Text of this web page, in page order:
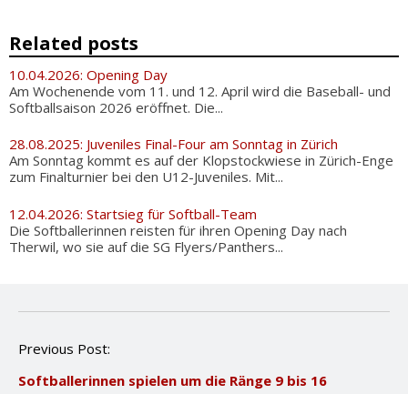
Related posts
10.04.2026: Opening Day
Am Wochenende vom 11. und 12. April wird die Baseball- und
Softballsaison 2026 eröffnet. Die...
28.08.2025: Juveniles Final-Four am Sonntag in Zürich
Am Sonntag kommt es auf der Klopstockwiese in Zürich-Enge
zum Finalturnier bei den U12-Juveniles. Mit...
12.04.2026: Startsieg für Softball-Team
Die Softballerinnen reisten für ihren Opening Day nach
Therwil, wo sie auf die SG Flyers/Panthers...
P
s
Previous Post:
Softballerinnen spielen um die Ränge 9 bis 16